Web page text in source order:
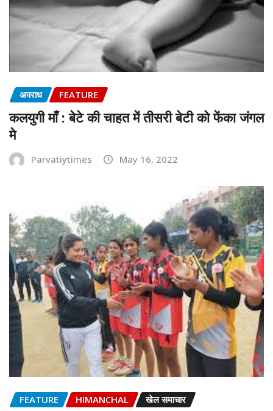
अपराध FEATURE
कलयुगी माँ : बेटे की चाहत में तीसरी बेटी को फेंका जंगल
मे
Parvatiytimes May 16, 2022
FEATURE HIMANCHAL खेल समाचार